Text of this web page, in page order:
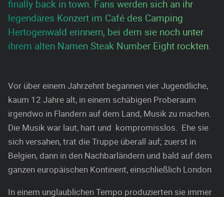
finally back in town. Fans werden sich an ihr
legendäres Konzert im Café des Camping
Hertogenwald erinnern, bei dem sie noch unter
ihrem alten Namen Steak Number Eight rockten.
Vor über einem Jahrzehnt begannen vier Jugendliche,
kaum 12 Jahre alt, in einem schäbigen Proberaum
irgendwo in Flandern auf dem Land, Musik zu machen.
Die Musik war laut, hart und kompromisslos. Ehe sie
sich versahen, trat die Truppe überall auf; zuerst in
Belgien, dann in den Nachbarländern und bald auf dem
ganzen europäischen Kontinent, einschließlich London
In einem unglaublichen Tempo produzierten sie immer